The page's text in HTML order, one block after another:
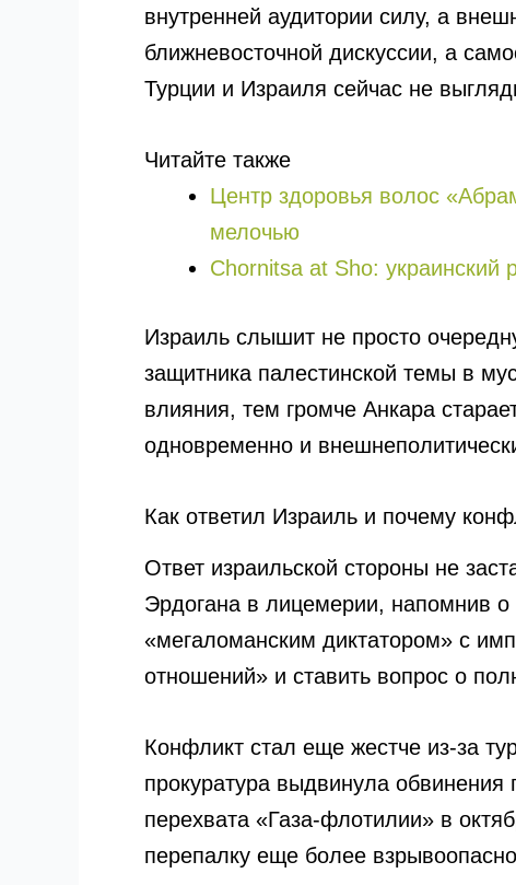
внутренней аудитории силу, а
ближневосточной дискуссии, а
Турции и Израиля сейчас не
Читайте также
Центр здоровья волос
мелочью
Chornitsa at Sho: украинский
Израиль слышит не просто
защитника палестинской темы в
влияния, тем громче Анкара
одновременно и
Как ответил Израиль и почему
Ответ израильской стороны не
Эрдогана в лицемерии, напомнив
«мегаломанским диктатором» с
отношений» и ставить вопрос о
Конфликт стал еще жестче из-за
прокуратура выдвинула
перехвата «Газа-флотилии» в
перепалку еще более